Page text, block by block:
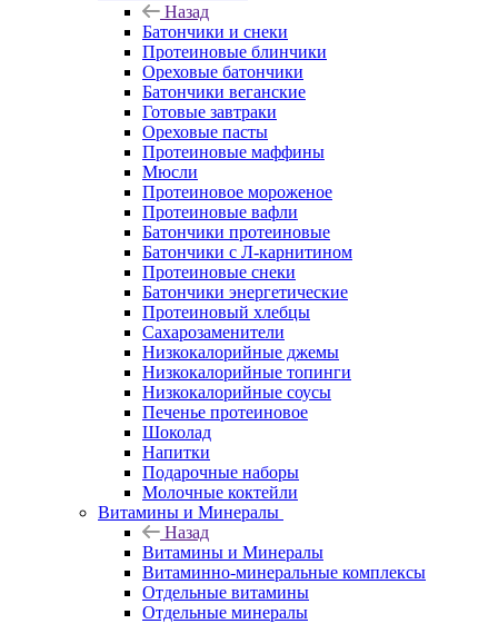
Назад
Батончики и снеки
Протеиновые блинчики
Ореховые батончики
Батончики веганские
Готовые завтраки
Ореховые пасты
Протеиновые маффины
Мюсли
Протеиновое мороженое
Протеиновые вафли
Батончики протеиновые
Батончики с Л-карнитином
Протеиновые снеки
Батончики энергетические
Протеиновый хлебцы
Сахарозаменители
Низкокалорийные джемы
Низкокалорийные топинги
Низкокалорийные соусы
Печенье протеиновое
Шоколад
Напитки
Подарочные наборы
Молочные коктейли
Витамины и Минералы
Назад
Витамины и Минералы
Витаминно-минеральные комплексы
Отдельные витамины
Отдельные минералы